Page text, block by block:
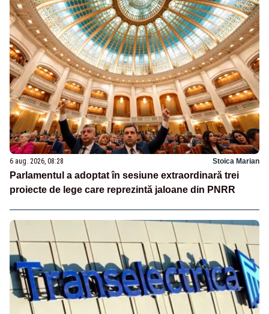
6 aug. 2026, 08:28 Stoica Marian
Parlamentul a adoptat în sesiune extraordinară trei
proiecte de lege care reprezintă jaloane din PNRR